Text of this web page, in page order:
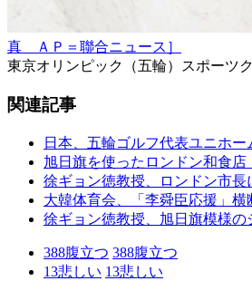
真 ＡＰ＝聯合ニュース］
東京オリンピック（五輪）スポーツ
関連記事
日本、五輪ゴルフ代表ユニホ
旭日旗を使ったロンドン和食
徐ギョン徳教授、ロンドン市
大韓体育会、「李舜臣応援」
徐ギョン徳教授、旭日旗模様
388腹立つ 388腹立つ
13悲しい 13悲しい